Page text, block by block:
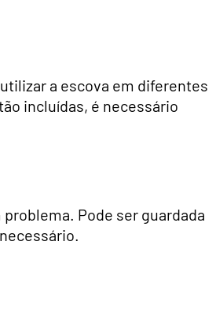
a escova em diferentes
incluídas, é necessário
Pode ser guardada